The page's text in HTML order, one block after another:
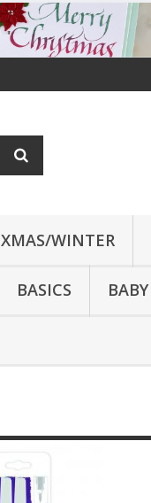
XMAS/WINTER
BASICS BABY